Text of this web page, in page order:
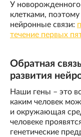
У
клетками,
нейронные связи:
течение первых
Обратная
развития
Наши гены – это
каким человек
и окружающая
человеке
генетические